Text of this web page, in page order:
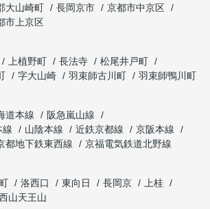
大山崎町 長岡京市
京都市中京区
市上京区
上植野町 長法寺
松尾井戸町
字大山崎 羽束師古川町
羽束師鴨川町
道本線
阪急嵐山線
線
山陰本線 近鉄京都線
京阪本線
都地下鉄東西線
京福電気鉄道北野線
洛西口 東向日 長岡京
上桂
山天王山